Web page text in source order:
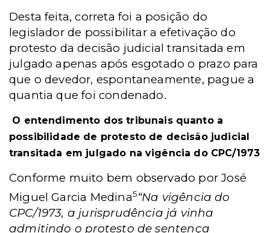
Desta feita, correta foi a posição do
legislador de possibilitar a efetivação do
protesto da decisão judicial transitada em
julgado apenas após esgotado o prazo para
que o devedor, espontaneamente, pague a
quantia que foi condenado.
O entendimento dos tribunais quanto a
possibilidade de protesto de decisão judicial
transitada em julgado na vigência do CPC/1973
Conforme muito bem observado por José
Miguel Garcia Medina5“Na vigência do
CPC/1973, a jurisprudência já vinha
admitindo o protesto de sentença